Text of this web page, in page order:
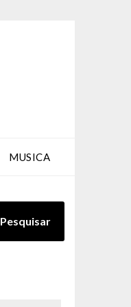
MUSICA
Pesquisar